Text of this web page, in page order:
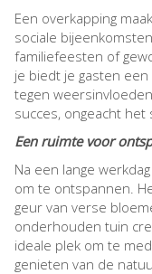
Een overkapping
sociale
familiefeesten of
je biedt je gasten
tegen
succes, ongeacht het
Een ruimte voor
Na een lange
om te ontspannen.
geur van verse
onderhouden tuin
ideale plek om te
genieten van de